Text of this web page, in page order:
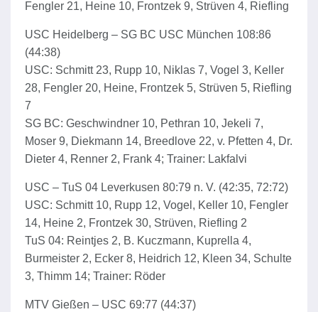
Fengler 21, Heine 10, Frontzek 9, Strüven 4, Riefling
USC Heidelberg – SG BC USC München 108:86
(44:38)
USC: Schmitt 23, Rupp 10, Niklas 7, Vogel 3, Keller
28, Fengler 20, Heine, Frontzek 5, Strüven 5, Riefling
7
SG BC: Geschwindner 10, Pethran 10, Jekeli 7,
Moser 9, Diekmann 14, Breedlove 22, v. Pfetten 4, Dr.
Dieter 4, Renner 2, Frank 4; Trainer: Lakfalvi
USC – TuS 04 Leverkusen 80:79 n. V. (42:35, 72:72)
USC: Schmitt 10, Rupp 12, Vogel, Keller 10, Fengler
14, Heine 2, Frontzek 30, Strüven, Riefling 2
TuS 04: Reintjes 2, B. Kuczmann, Kuprella 4,
Burmeister 2, Ecker 8, Heidrich 12, Kleen 34, Schulte
3, Thimm 14; Trainer: Röder
MTV Gießen – USC 69:77 (44:37)